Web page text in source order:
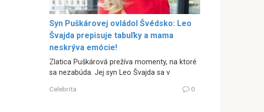
Syn Puškárovej ovládol Švédsko: Leo
Švajda prepisuje tabuľky a mama
neskrýva emócie!
Zlatica Puškárová prežíva momenty, na ktoré
sa nezabúda. Jej syn Leo Švajda sa v
Celebrita 0